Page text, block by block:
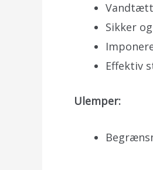
Sikker
Effektiv
Ulemper: